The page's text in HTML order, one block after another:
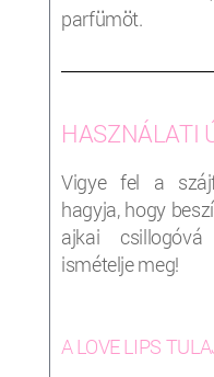
parfümöt.
HASZNÁLATI
Vigye fel a
hagyja, hogy
ajkai
ismételje meg!
A LOVE LIPS